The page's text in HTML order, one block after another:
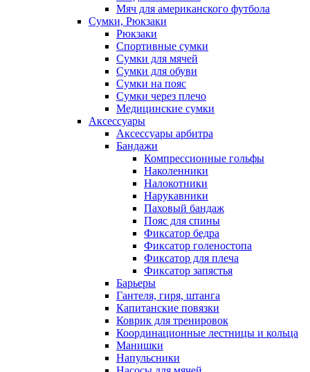
Мяч для американского футбола
Сумки, Рюкзаки
Рюкзаки
Спортивные сумки
Сумки для мячей
Сумки для обуви
Сумки на пояс
Сумки через плечо
Медицинские сумки
Аксессуары
Аксессуары арбитра
Бандажи
Компрессионные гольфы
Наколенники
Налокотники
Нарукавники
Паховый бандаж
Пояс для спины
Фиксатор бедра
Фиксатор голеностопа
Фиксатор для плеча
Фиксатор запястья
Барьеры
Гантеля, гиря, штанга
Капитанские повязки
Коврик для тренировок
Координационные лестницы и кольца
Манишки
Напульсники